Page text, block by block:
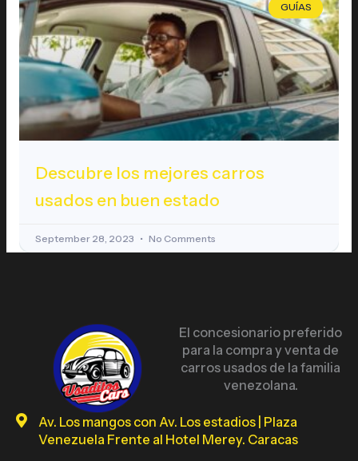
GUÍAS
Descubre los mejores carros
usados en buen estado
September 28, 2023 No Comments
El concesionario preferido
para la compra y venta de
carros usados de la familia
venezolana.
Av. Los mangos con Av. Los estadios | Plaza
Venezuela Frente al Hotel Merey. Caracas